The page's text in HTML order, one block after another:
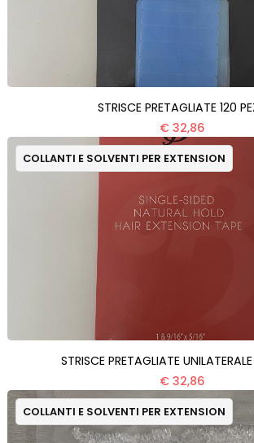
STRISCE PRETAGLIATE 120
€ 32,86
COLLANTI E SOLVENTI PER EXTENSION
STRISCE PRETAGLIATE
€ 32,86
COLLANTI E SOLVENTI PER EXTENSION